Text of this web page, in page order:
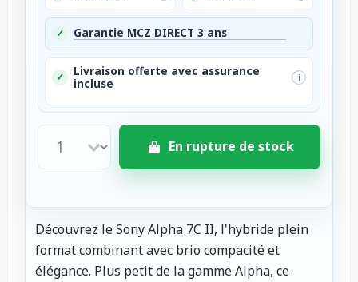
✓ Garantie MCZ DIRECT 3 ans
✓
Livraison offerte avec assurance
incluse
i
En rupture de stock
Découvrez le Sony Alpha 7C II, l'hybride plein
format combinant avec brio compacité et
élégance. Plus petit de la gamme Alpha, ce